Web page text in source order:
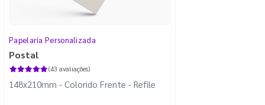
Papelaria Personalizada
Postal
(43 avaliações)
148x210mm - Colorido Frente - Refile